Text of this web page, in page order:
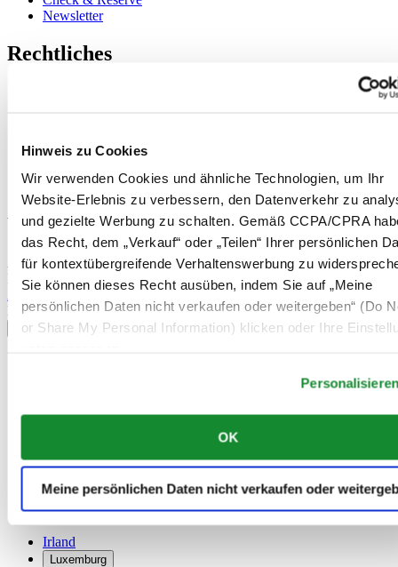
Hinweis zu Cookies
Wir verwenden Cookies und ähnliche Technologien, um Ihr
Website-Erlebnis zu verbessern, den Datenverkehr zu
und gezielte Werbung zu schalten. Gemäß CCPA/CPRA
das Recht, dem „Verkauf“ oder „Teilen“ Ihrer persönlichen
für kontextübergreifende Verhaltenswerbung zu
Sie können dieses Recht ausüben, indem Sie auf „Meine
persönlichen Daten nicht verkaufen oder weitergeben“ (Do
or Share My Personal Information) klicken oder Ihre
OK
Meine persönlichen Daten nicht verkaufen oder
Newsletter
Rechtliches
Rücksendung und Entsorgung
Verkaufsbedingungen und Konditionen
Widerruf des Vertrags
Willkommen im CERTINA Club
Abonnieren Sie unseren Newsletter und erhalten Sie exklusive
Information
Anmelden
Land/Region auswählen
Sprachumschalter
China
Dänemark
Finnland
France
Irland
Luxemburg